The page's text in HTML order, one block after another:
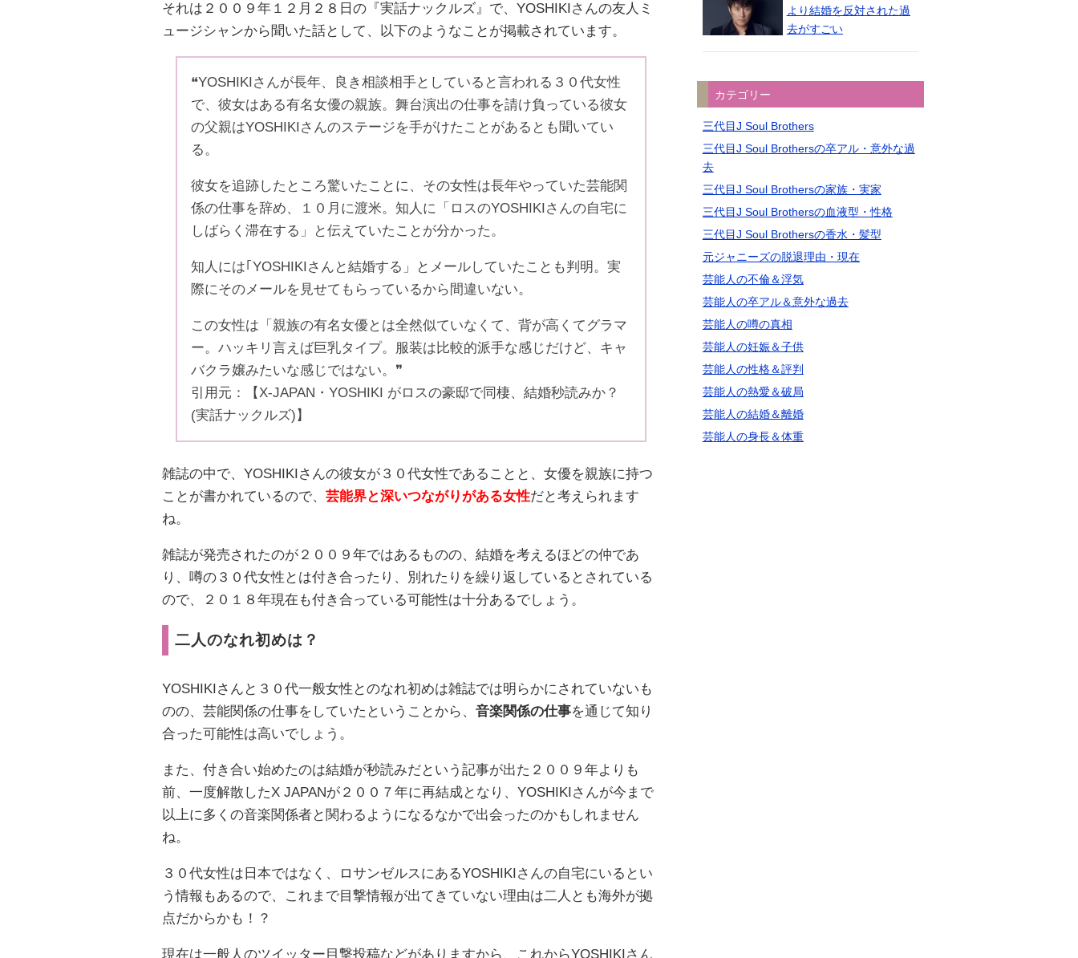
それは２００９年１２月２８日の『実話ナックルズ』で、YOSHIKIさんの友人ミ
ュージシャンから聞いた話として、以下のようなことが掲載されています。
❝YOSHIKIさんが長年、良き相談相手としていると言われる３０代女性
で、彼女はある有名女優の親族。舞台演出の仕事を請け負っている彼女
の父親はYOSHIKIさんのステージを手がけたことがあるとも聞いてい
る。
彼女を追跡したところ驚いたことに、その女性は長年やっていた芸能関
係の仕事を辞め、１０月に渡米。知人に「ロスのYOSHIKIさんの自宅に
しばらく滞在する」と伝えていたことが分かった。
知人には｢YOSHIKIさんと結婚する」とメールしていたことも判明。実
際にそのメールを見せてもらっているから間違いない。
この女性は「親族の有名女優とは全然似ていなくて、背が高くてグラマ
ー。ハッキリ言えば巨乳タイプ。服装は比較的派手な感じだけど、キャ
バクラ嬢みたいな感じではない。❞
引用元：【X-JAPAN・YOSHIKI がロスの豪邸で同棲、結婚秒読みか？
(実話ナックルズ)】
雑誌の中で、YOSHIKIさんの彼女が３０代女性であることと、女優を親族に持つ
ことが書かれているので、 芸能界と深いつながりがある女性だと考えられます
ね。
雑誌が発売されたのが２００９年ではあるものの、結婚を考えるほどの仲であ
り、噂の３０代女性とは付き合ったり、別れたりを繰り返しているとされている
ので、２０１８年現在も付き合っている可能性は十分あるでしょう。
二人のなれ初めは？
YOSHIKIさんと３０代一般女性とのなれ初めは雑誌では明らかにされていないも
のの、芸能関係の仕事をしていたということから、 音楽関係の仕事を通じて知り
合った可能性は高いでしょう。
また、付き合い始めたのは結婚が秒読みだという記事が出た２００９年よりも
前、一度解散したX JAPANが２００７年に再結成となり、YOSHIKIさんが今まで
以上に多くの音楽関係者と関わるようになるなかで出会ったのかもしれません
ね。
３０代女性は日本ではなく、ロサンゼルスにあるYOSHIKIさんの自宅にいるとい
う情報もあるので、これまで目撃情報が出てきていない理由は二人とも海外が拠
点だからかも！？
現在は一般人のツイッター目撃投稿などがありますから、これからYOSHIKIさん
より結婚を反対された過
去がすごい
カテゴリー
三代目J Soul Brothers
三代目J Soul Brothersの卒アル・意外な過
去
三代目J Soul Brothersの家族・実家
三代目J Soul Brothersの血液型・性格
三代目J Soul Brothersの香水・髪型
元ジャニーズの脱退理由・現在
芸能人の不倫＆浮気
芸能人の卒アル＆意外な過去
芸能人の噂の真相
芸能人の妊娠＆子供
芸能人の性格＆評判
芸能人の熱愛＆破局
芸能人の結婚＆離婚
芸能人の身長＆体重